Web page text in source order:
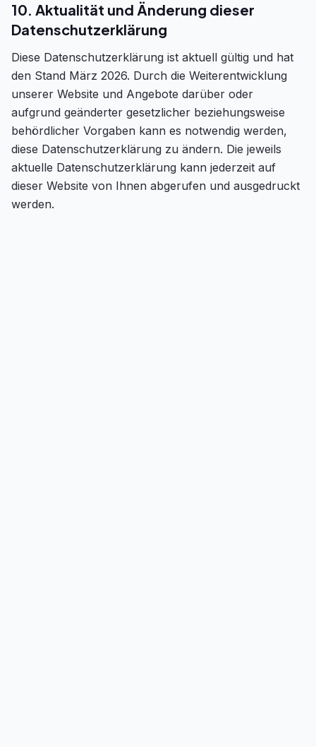
10. Aktualität und Änderung dieser
Datenschutzerklärung
Diese Datenschutzerklärung ist aktuell gültig und hat
den Stand März 2026. Durch die Weiterentwicklung
unserer Website und Angebote darüber oder
aufgrund geänderter gesetzlicher beziehungsweise
behördlicher Vorgaben kann es notwendig werden,
diese Datenschutzerklärung zu ändern. Die jeweils
aktuelle Datenschutzerklärung kann jederzeit auf
dieser Website von Ihnen abgerufen und ausgedruckt
werden.